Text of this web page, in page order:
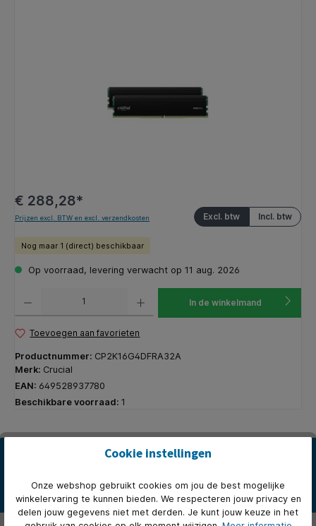
€ 288,28*
Incl. btw
Excl. btw
Prijzen excl. BTW en excl. verzendkosten
Nog maar 1 (direct) beschikbaar
Op voorraad, levering verwacht op 11 aug. 2026
In de winkelmand
Toevoegen aan favorieten
Productnummer: CP2K16G4DFRA32A
Merk: Crucial
EAN: 649528937780
Beschikbare voorraad: 1
geheugenkit met een capaciteit van 32 GB. Deze kit bestaat uit
twee…Meer
Cookie instellingen
Onze webshop gebruikt cookies om jou de best mogelijke
winkelervaring te kunnen bieden. We respecteren jouw privacy en
delen jouw gegevens niet met derden. Je kunt jouw keuze in het